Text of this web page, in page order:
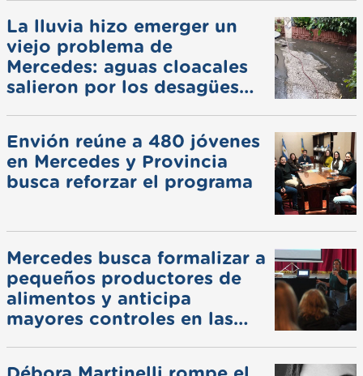
La lluvia hizo emerger un
viejo problema de
Mercedes: aguas cloacales
salieron por los desagües
Envión reúne a 480 jóvenes
en Mercedes y Provincia
busca reforzar el programa
Mercedes busca formalizar a
pequeños productores de
alimentos y anticipa
mayores controles en las